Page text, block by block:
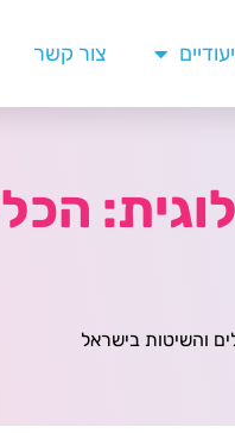
צור קשר
והשיטות בישראל